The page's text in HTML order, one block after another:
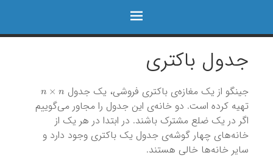
جدول باکتری
جینگو از یک مغازه‌ی باکتری فروشی، یک جدول
تهیه کرده است. دو خانه‌ی این جدول را مجاور می‌گوییم
اگر در یک ضلع مشترک باشند. در ابتدا در هر یک از
خانه‌های چهار گوشه‌ی جدول یک باکتری وجود دارد و
سایر خانه‌ها خالی هستند.